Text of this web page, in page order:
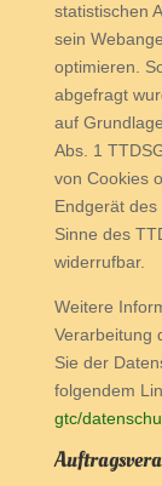
statistischen
sein
optimieren.
abgefragt
auf
Abs. 1
von Cookies
Endgerät
Sinne des
widerrufbar.
Weitere
Verarbeitung
Sie der
folgendem
gtc/